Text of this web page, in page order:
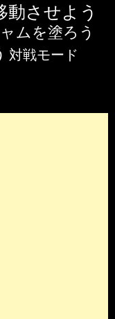
させよう
ムを塗ろう
対戦モード